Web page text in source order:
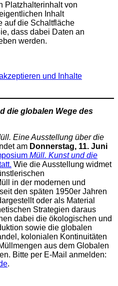
Platzhalterinhalt von
Inhalt
auf die Schaltfläche
dass dabei Daten an
werden.
und Inhalte
die globalen Wege des
Eine Ausstellung über die
am Donnerstag, 11. Juni
Müll. Kunst und die
Wie die Ausstellung widmet
in der modernen und
den späten 1950er Jahren
oder als Material
Strategien daraus
dabei die ökologischen und
sowie die globalen
kolonialen Kontinuitäten
aus dem Globalen
Bitte per E-Mail anmelden:
.